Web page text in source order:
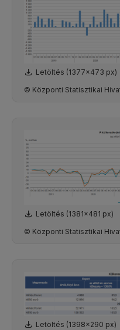
Letöltés (1377x473 px)
© Központi Statisztikai
Letöltés (1381x481 px)
© Központi Statisztikai
Letöltés (1398x290 px)